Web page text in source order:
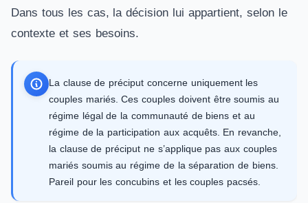
Dans tous les cas, la décision lui appartient, selon le
contexte et ses besoins.
La clause de préciput concerne uniquement les
couples mariés. Ces couples doivent être soumis au
régime légal de la communauté de biens et au
régime de la participation aux acquêts. En revanche,
la clause de préciput ne s’applique pas aux couples
mariés soumis au régime de la séparation de biens.
Pareil pour les concubins et les couples pacsés.